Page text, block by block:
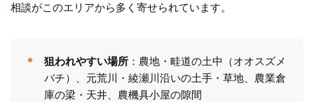
相談がこのエリアから多く寄せられています。
狙われやすい場所：農地・畦道の土中（オオスズメ
バチ）、元荒川・綾瀬川沿いの土手・草地、農業倉
庫の梁・天井、農機具小屋の隙間